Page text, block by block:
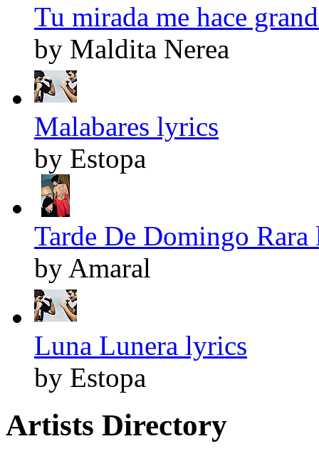
Tu mirada me hace
by Maldita Nerea
Malabares lyrics
by Estopa
Tarde De Domingo
by Amaral
Luna Lunera lyrics
by Estopa
Artists Directory